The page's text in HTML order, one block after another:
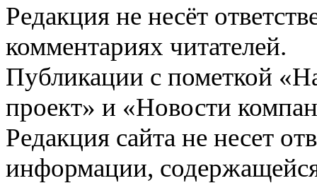
Редакция не несёт
комментариях читателей.
Публикации с пометкой
проект» и «Новости
Редакция сайта не несет
информации,